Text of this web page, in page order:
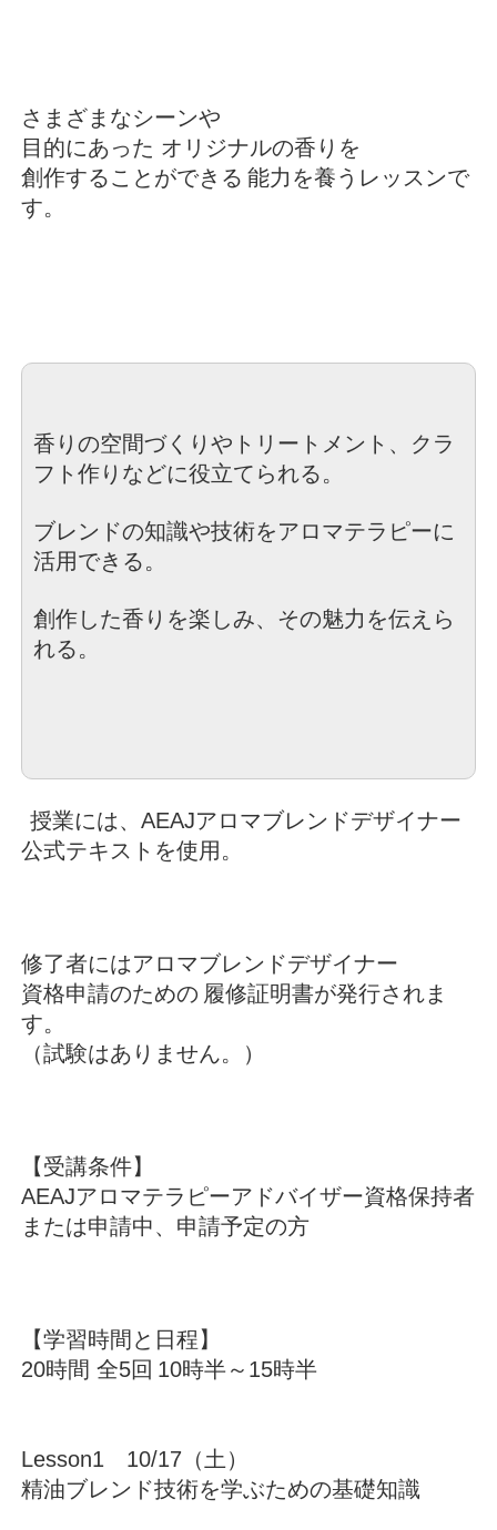
さまざまなシーンや
目的にあった オリジナルの香りを
創作することができる 能力を養うレッスンで
す。
香りの空間づくりやトリートメント、 クラ
フト作りなどに役立てられる。
ブレンドの知識や技術をアロマテラピーに
活用できる。
創作した香りを楽しみ、その魅力を伝えら
れる。
授業には、AEAJアロマブレンドデザイナー
公式テキストを使用。
修了者にはアロマブレンドデザイナー
資格申請のための 履修証明書が発行されま
す。
（試験はありません。）
【受講条件】
AEAJアロマテラピーアドバイザー資格保持者
または申請中、申請予定の方
【学習時間と日程】
20時間 全5回 10時半～15時半
Lesson1 10/17（土）
精油ブレンド技術を学ぶための基礎知識